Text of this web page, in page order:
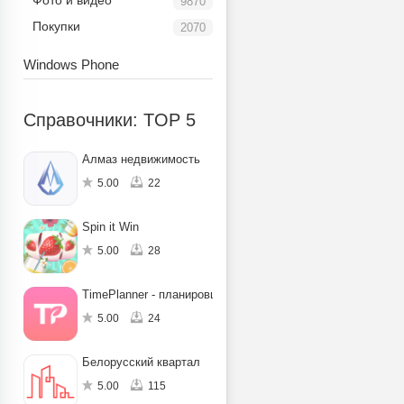
2070
Покупки
Windows Phone
Справочники: TOP 5
Алмаз недвижимость
5.00 22
Spin it Win
5.00 28
TimePlanner - планировщик задач на день
5.00 24
Белорусский квартал
5.00 115